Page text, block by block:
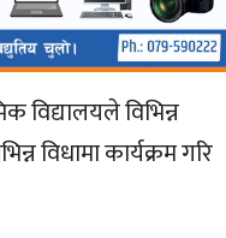
विद्यालयले विभिन्न
विधामा कार्यक्रम गरि